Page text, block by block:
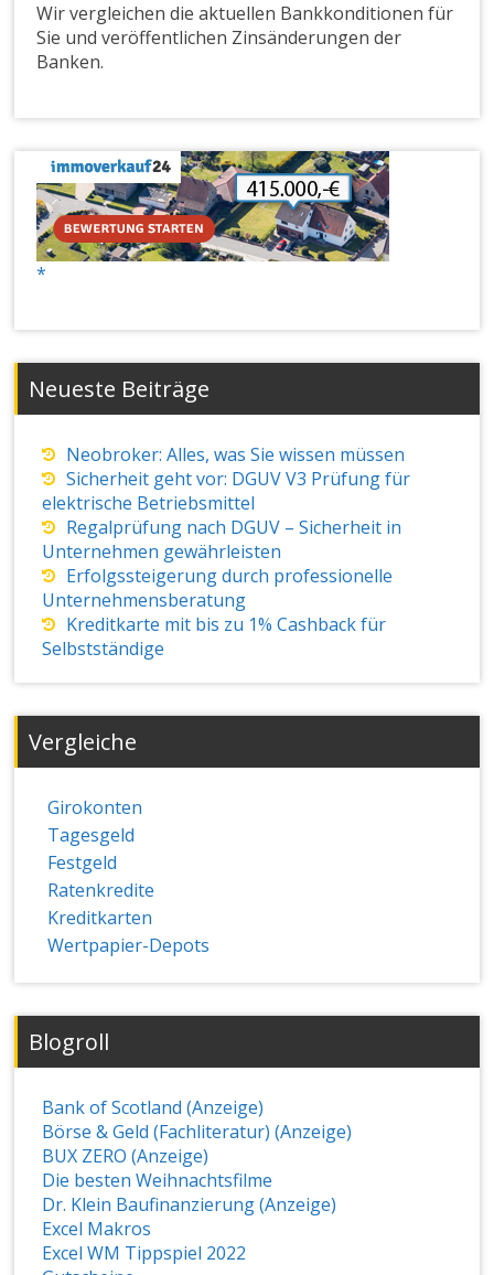
Wir vergleichen die aktuellen Bankkonditionen für
Sie und veröffentlichen Zinsänderungen der
Banken.
Neueste Beiträge
Neobroker: Alles, was Sie wissen müssen
Sicherheit geht vor: DGUV V3 Prüfung für
elektrische Betriebsmittel
Regalprüfung nach DGUV – Sicherheit in
Unternehmen gewährleisten
Erfolgssteigerung durch professionelle
Unternehmensberatung
Kreditkarte mit bis zu 1% Cashback für
Selbstständige
Vergleiche
Girokonten
Tagesgeld
Festgeld
Ratenkredite
Kreditkarten
Wertpapier-Depots
Blogroll
Bank of Scotland (Anzeige)
Börse & Geld (Fachliteratur) (Anzeige)
BUX ZERO (Anzeige)
Die besten Weihnachtsfilme
Dr. Klein Baufinanzierung (Anzeige)
Excel Makros
Excel WM Tippspiel 2022